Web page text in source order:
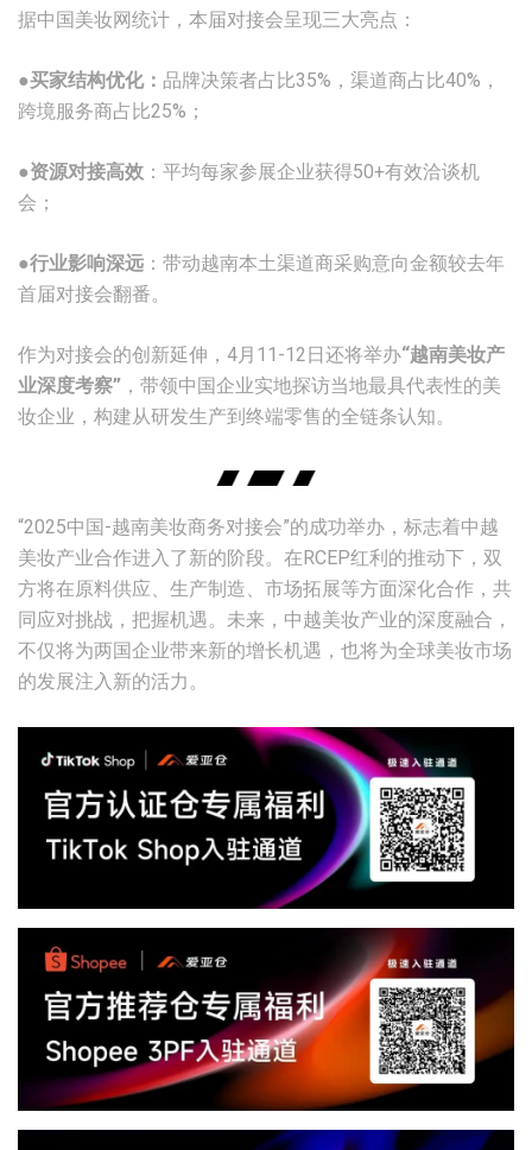
据中国美妆网统计，本届对接会呈现三大亮点：
●买家结构优化： 品牌决策者占比35%，渠道商占比40%，
跨境服务商占比25%；
●资源对接高效 ：平均每家参展企业获得50+有效洽谈机
会；
●行业影响深远 ：带动越南本土渠道商采购意向金额较去年
首届对接会翻番。
作为对接会的创新延伸，4月11-12日还将举办“越南美妆产
业深度考察” ，带领中国企业实地探访当地最具代表性的美
妆企业，构建从研发生产到终端零售的全链条认知。
“2025中国-越南美妆商务对接会”的成功举办，标志着中越
美妆产业合作进入了新的阶段。在RCEP红利的推动下，双
方将在原料供应、生产制造、市场拓展等方面深化合作，共
同应对挑战，把握机遇。未来，中越美妆产业的深度融合，
不仅将为两国企业带来新的增长机遇，也将为全球美妆市场
的发展注入新的活力。